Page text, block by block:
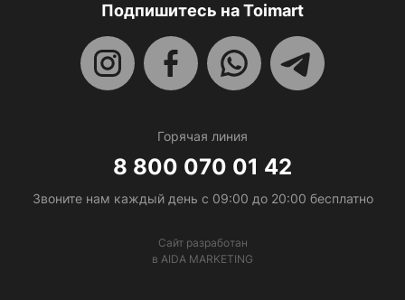
Подпишитесь на Toimart
Горячая линия
8 800 070 01 42
Звоните нам каждый день c 09:00 до 20:00 бесплатно
Сайт разработан
в AIDA MARKETING